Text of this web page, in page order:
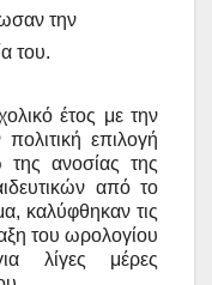
την
του.
έτος με την
επιλογή
της ανοσίας της
από το
καλύφθηκαν τις
του ωρολογίου
λίγες μέρες